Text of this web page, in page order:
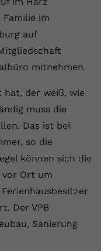
Familie im
auf
mitnehmen.
hat, der weiß, wie
muss die
Das ist bei
so die
können sich die
Ort um
Der VPB
Sanierung
welche
Nutzer
Cookie, um die
Nutzers zu
YouTube-